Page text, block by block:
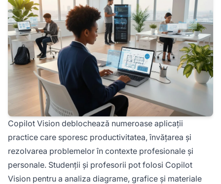
Copilot Vision deblochează numeroase aplicații
practice care sporesc productivitatea, învățarea și
rezolvarea problemelor în contexte profesionale și
personale. Studenții și profesorii pot folosi Copilot
Vision pentru a analiza diagrame, grafice și materiale